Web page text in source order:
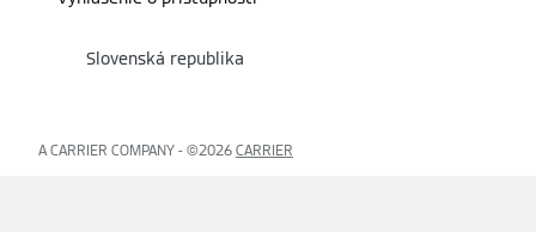
Slovenská republika
A CARRIER COMPANY - ©2026 CARRIER